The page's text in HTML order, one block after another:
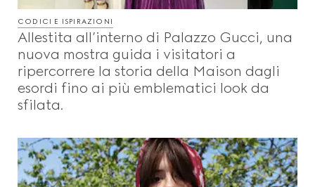
CODICI E ISPIRAZIONI
Allestita all’interno di Palazzo Gucci, una
nuova mostra guida i visitatori a
ripercorrere la storia della Maison dagli
esordi fino ai più emblematici look da
sfilata.